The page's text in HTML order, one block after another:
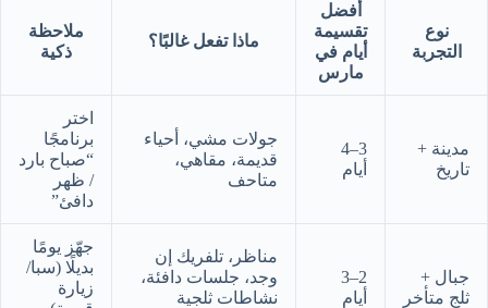
نوع
التجربة
أفضل
تقسيمة
أيام في
مارس
ماذا تفعل غالبًا؟
ملاحظة
ذكية
مدينة +
تاريخ
3–4
أيام
جولات مشي، أحياء
قديمة، مقاهي،
متاحف
اختر
برنامجًا
“صباح بارد
/ ظهر
دافئ”
جبال +
ثلج متأخر
2–3
أيام
مناظر، تلفريك إن
وجد، جلسات دافئة،
نشاطات ثلجية
جهّز يومًا
بديلًا (سبا/
زيارة